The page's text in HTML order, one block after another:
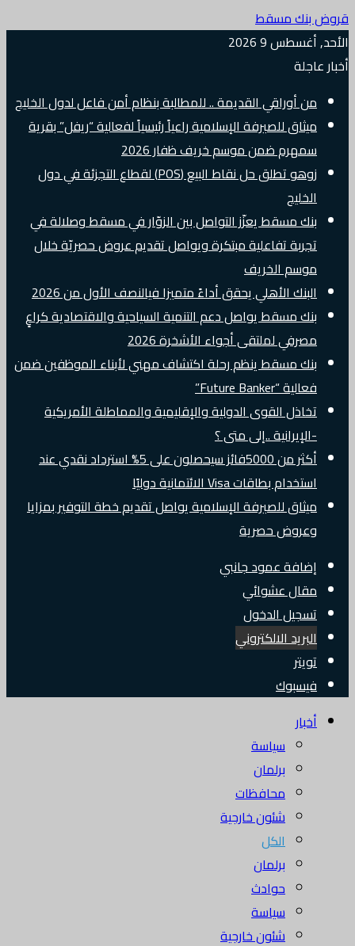
قروض بنك مسقط
الأحد, أغسطس 9 2026
أخبار عاجلة
من أوراقي القديمة .. للمطالبة بنظام أمن فاعل لدول الخليج
ميثاق للصيرفة الإسلامية راعياً رئيسياً لفعالية “ريفل” بقرية
سمهرم ضمن موسم خريف ظفار 2026
زوهو تطلق حل نقاط البيع (POS) لقطاع التجزئة في دول
الخليج
بنك مسقط يعزّز التواصل بين الزوّار في مسقط وصلالة في
تجربة تفاعلية مبتكرة ويواصل تقديم عروض حصريّة خلال
موسم الخريف
البنك الأهلي يحقق أداءً متميزا فيالنصف الأول من 2026
بنك مسقط يواصل دعم التنمية السياحية والاقتصادية كراعٍ
مصرفي لملتقى أجواء الأشخرة 2026
بنك مسقط ينظم رحلة اكتشاف مهني لأبناء الموظفين ضمن
فعالية “Future Banker”
تخاذل القوى الدولية والإقليمية والمماطلة الأمريكية
-الإيرانية ..إلى متى ؟
أكثر من 5000فائز سيحصلون على 5% استرداد نقدي عند
استخدام بطاقات Visa الائتمانية دوليًا
ميثاق للصيرفة الإسلامية يواصل تقديم خطة التوفير بمزايا
وعروض حصرية
إضافة عمود جانبي
مقال عشوائي
تسجيل الدخول
البريد الالكتروني
تويتر
فيسبوك
أخبار
سياسة
برلمان
محافظات
شئون خارجية
الكل
برلمان
حوادث
سياسة
شئون خارجية